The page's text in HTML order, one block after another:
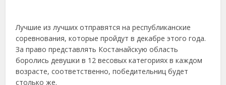
Лучшие из лучших отправятся на республиканские
соревнования, которые пройдут в декабре этого года.
За право представлять Костанайскую область
боролись девушки в 12 весовых категориях в каждом
возрасте, соответственно, победительниц будет
столько же.